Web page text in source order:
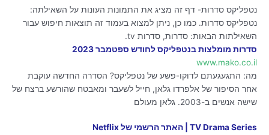
נטפליקס סדרות- דף זה מציג את התמונות העונות על השאילתה:
נטפליקס סדרות. כמו כן, ניתן למצוא בעמוד זה תוצאות חיפוש עבור
השאילתות הבאות: סדרות, סדרות tv.
סדרות מומלצות בנטפליקס לחודש ספטמבר 2023
www.mako.co.il
מה: התגעגעתם לדוקו-פשע של נטפליקס? הסדרה החדשה עוקבת
אחר הסיפור של אלפרדו גלאן, חייל לשעבר ומאבטח שהורשע ברצח של
שישה אנשים ב-2003. גלאן מעולם
TV Drama Series | האתר הרשמי של Netflix